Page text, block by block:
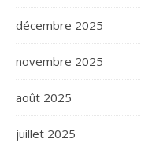
décembre 2025
novembre 2025
août 2025
juillet 2025